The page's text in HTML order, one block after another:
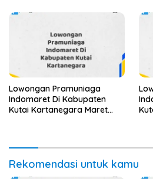
Lowongan Pramuniaga
Indomaret Di Kabupaten
Kutai Kartanegara Maret
Rekomendasi untuk kamu